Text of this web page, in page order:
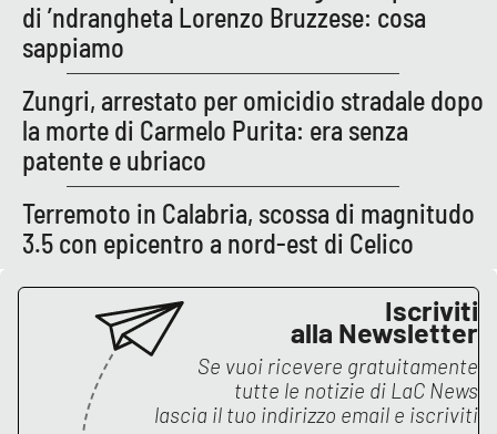
di ’ndrangheta Lorenzo Bruzzese: cosa
sappiamo
Zungri, arrestato per omicidio stradale dopo
la morte di Carmelo Purita: era senza
patente e ubriaco
Terremoto in Calabria, scossa di magnitudo
3.5 con epicentro a nord-est di Celico
Iscriviti
alla Newsletter
Se vuoi ricevere gratuitamente
tutte le notizie di LaC News
lascia il tuo indirizzo email e iscriviti